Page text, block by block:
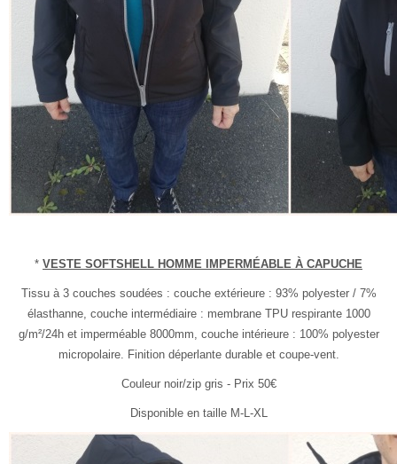
* VESTE SOFTSHELL HOMME IMPERMÉABLE À CAPUCHE
Tissu à 3 couches soudées : couche extérieure : 93% polyester / 7%
élasthanne, couche intermédiaire : membrane TPU respirante 1000
g/m²/24h et imperméable 8000mm, couche intérieure : 100% polyester
micropolaire. Finition déperlante durable et coupe-vent.
Couleur noir/zip gris - Prix 50€
Disponible en taille M-L-XL